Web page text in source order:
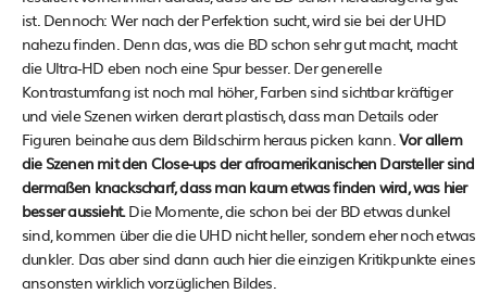
ist. Dennoch: Wer nach der Perfektion sucht, wird sie bei der UHD
nahezu finden. Denn das, was die BD schon sehr gut macht, macht
die Ultra-HD eben noch eine Spur besser. Der generelle
Kontrastumfang ist noch mal höher, Farben sind sichtbar kräftiger
und viele Szenen wirken derart plastisch, dass man Details oder
Figuren beinahe aus dem Bildschirm heraus picken kann. Vor allem
die Szenen mit den Close-ups der afroamerikanischen Darsteller sind
dermaßen knackscharf, dass man kaum etwas finden wird, was hier
besser aussieht.Die Momente, die schon bei der BD etwas dunkel
sind, kommen über die die UHD nicht heller, sondern eher noch etwas
dunkler. Das aber sind dann auch hier die einzigen Kritikpunkte eines
ansonsten wirklich vorzüglichen Bildes.